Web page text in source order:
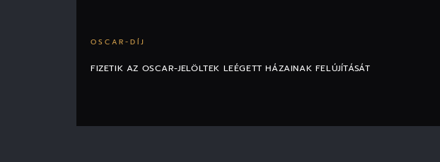
OSCAR-DÍJ
FIZETIK AZ OSCAR-JELÖLTEK LEÉGETT HÁZAINAK FELÚJÍTÁSÁT